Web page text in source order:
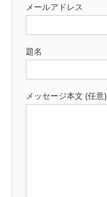
メールアドレス
題名
メッセージ本文 (任意)